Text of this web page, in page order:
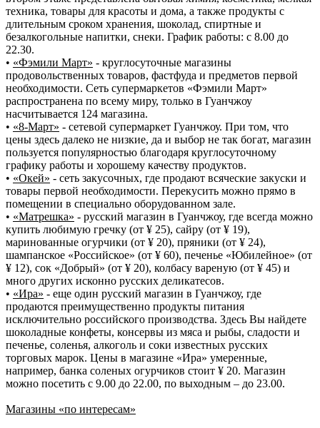
техника, товары для красоты и дома, а также продукты с
длительным сроком хранения, шоколад, спиртные и
безалкогольные напитки, снеки. График работы: с 8.00 до
22.30.
• «Фэмили Март» - круглосуточные магазины
продовольственных товаров, фастфуда и предметов первой
необходимости. Сеть супермаркетов «Фэмили Март»
распространена по всему миру, только в Гуанчжоу
насчитывается 124 магазина.
• «8-Март» - сетевой супермаркет Гуанчжоу. При том, что
цены здесь далеко не низкие, да и выбор не так богат, магазин
пользуется популярностью благодаря круглосуточному
графику работы и хорошему качеству продуктов.
• «Окей» - сеть закусочных, где продают всяческие закуски и
товары первой необходимости. Перекусить можно прямо в
помещении в специально оборудованном зале.
• «Матрешка» - русский магазин в Гуанчжоу, где всегда можно
купить любимую гречку (от ¥ 25), сайру (от ¥ 19),
маринованные огурчики (от ¥ 20), пряники (от ¥ 24),
шампанское «Российское» (от ¥ 60), печенье «Юбилейное» (от
¥ 12), сок «Добрый» (от ¥ 20), колбасу вареную (от ¥ 45) и
много других исконно русских деликатесов.
• «Ира» - еще один русский магазин в Гуанчжоу, где
продаются преимущественно продукты питания
исключительно российского производства. Здесь Вы найдете
шоколадные конфеты, консервы из мяса и рыбы, сладости и
печенье, соленья, алкоголь и соки известных русских
торговых марок. Цены в магазине «Ира» умеренные,
например, банка соленых огурчиков стоит ¥ 20. Магазин
можно посетить с 9.00 до 22.00, по выходным – до 23.00.
Магазины «по интересам»